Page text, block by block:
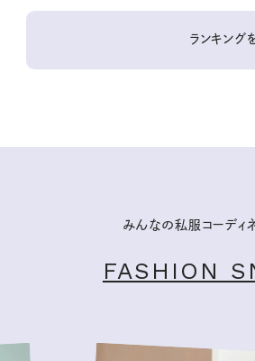
ランキング
みんなの私服コーディ
FASHION